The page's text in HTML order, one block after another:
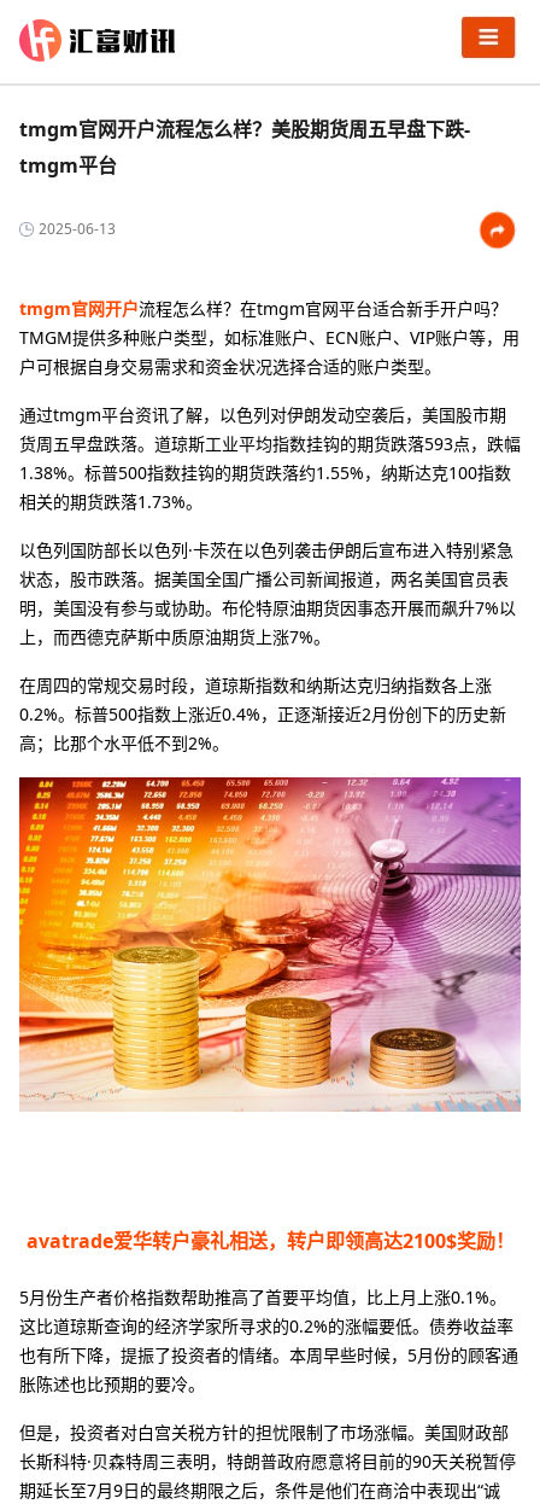
tmgm官网开户流程怎么样？美股期货周五早盘下跌-
tmgm平台
2025-06-13
tmgm官网开户流程怎么样？在tmgm官网平台适合新手开户吗？
TMGM提供多种账户类型，如标准账户、ECN账户、VIP账户等，用
户可根据自身交易需求和资金状况选择合适的账户类型。
通过tmgm平台资讯了解，以色列对伊朗发动空袭后，美国股市期
货周五早盘跌落。道琼斯工业平均指数挂钩的期货跌落593点，跌幅
1.38%。标普500指数挂钩的期货跌落约1.55%，纳斯达克100指数
相关的期货跌落1.73%。
以色列国防部长以色列·卡茨在以色列袭击伊朗后宣布进入特别紧急
状态，股市跌落。据美国全国广播公司新闻报道，两名美国官员表
明，美国没有参与或协助。布伦特原油期货因事态开展而飙升7%以
上，而西德克萨斯中质原油期货上涨7%。
在周四的常规交易时段，道琼斯指数和纳斯达克归纳指数各上涨
0.2%。标普500指数上涨近0.4%，正逐渐接近2月份创下的历史新
高；比那个水平低不到2%。
avatrade爱华转户豪礼相送，转户即领高达2100$奖励！
5月份生产者价格指数帮助推高了首要平均值，比上月上涨0.1%。
这比道琼斯查询的经济学家所寻求的0.2%的涨幅要低。债券收益率
也有所下降，提振了投资者的情绪。本周早些时候，5月份的顾客通
胀陈述也比预期的要冷。
但是，投资者对白宫关税方针的担忧限制了市场涨幅。美国财政部
长斯科特·贝森特周三表明，特朗普政府愿意将目前的90天关税暂停
期延长至7月9日的最终期限之后，条件是他们在商洽中表现出“诚